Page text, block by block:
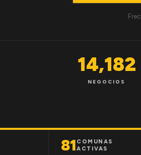
14,182
NEGOCIOS
81COMUNAS
ACTIVAS